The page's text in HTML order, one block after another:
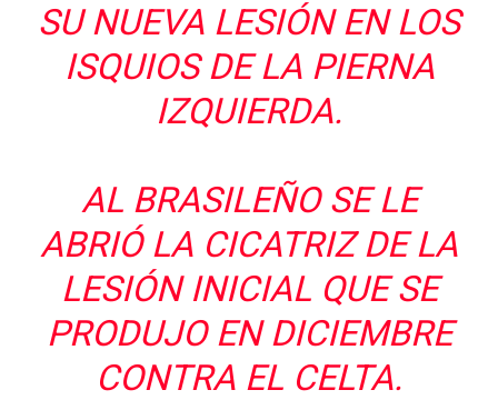
SU NUEVA LESIÓN EN LOS
ISQUIOS DE LA PIERNA
IZQUIERDA.
AL BRASILEÑO SE LE
ABRIÓ LA CICATRIZ DE LA
LESIÓN INICIAL QUE SE
PRODUJO EN DICIEMBRE
CONTRA EL CELTA.